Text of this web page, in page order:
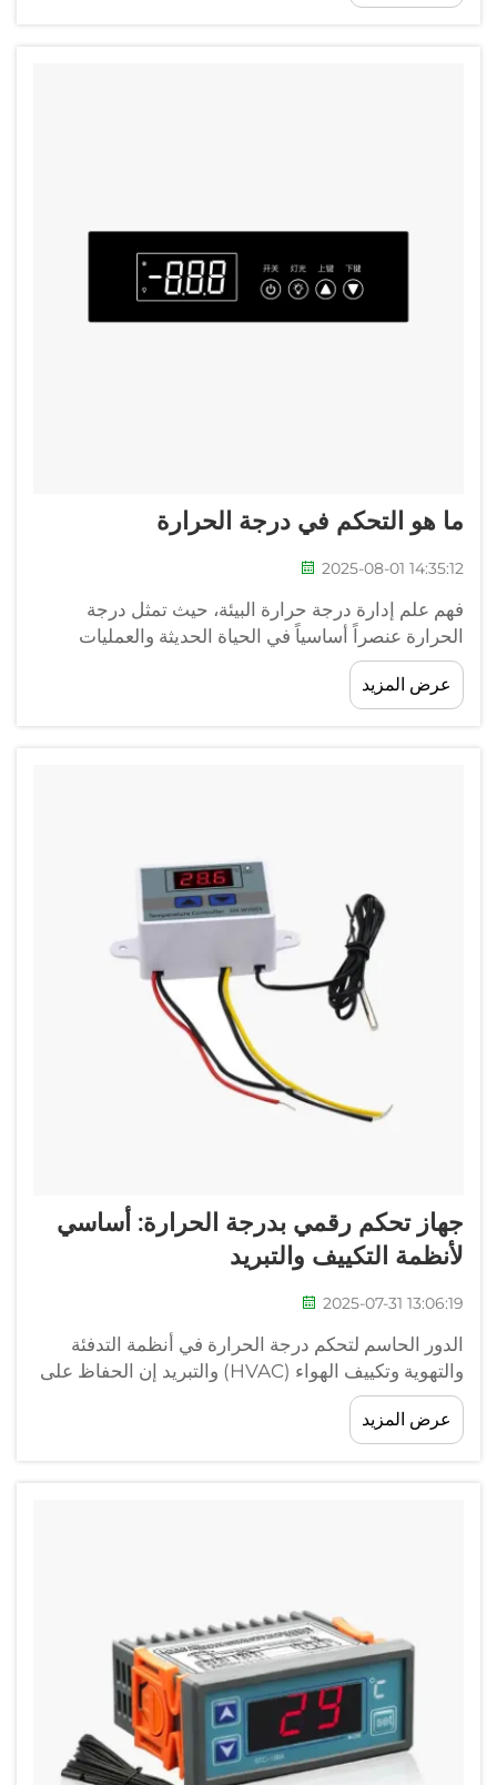
الأجهزة دقيقة...
ما هو التحكم في درجة الحرارة
2025-08-01 14:35:12
فهم علم إدارة درجة حرارة البيئة، حيث تمثل درجة
الحرارة عنصراً أساسياً في الحياة الحديثة والعمليات
الصناعية، وتشمل تنظيمها بدقة والحفاظ على ظروف
درجة حرارة معينة.
عرض المزيد
جهاز تحكم رقمي بدرجة الحرارة: أساسي
لأنظمة التكييف والتبريد
2025-07-31 13:06:19
الدور الحاسم لتحكم درجة الحرارة في أنظمة التدفئة
والتهوية وتكييف الهواء (HVAC) والتبريد إن الحفاظ على
يتجاوز قضايا الراحة البسيطة. بل يؤثر فعليًا على كفاءة
عمل هذه الأنظمة، وجوانب الأمان فيها، و...
عرض المزيد